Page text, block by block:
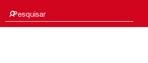
Pesquisar
Procurar sugestões